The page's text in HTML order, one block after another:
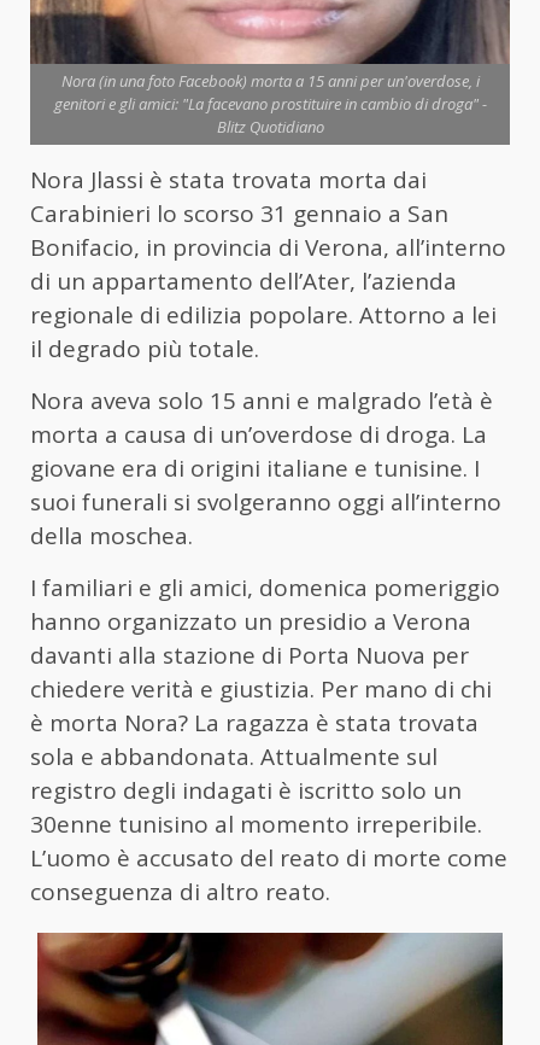
Nora (in una foto Facebook) morta a 15 anni per un'overdose, i
genitori e gli amici: "La facevano prostituire in cambio di droga" -
Blitz Quotidiano
Nora Jlassi è stata trovata morta dai
Carabinieri lo scorso 31 gennaio a San
Bonifacio, in provincia di Verona, all’interno
di un appartamento dell’Ater, l’azienda
regionale di edilizia popolare. Attorno a lei
il degrado più totale.
Nora aveva solo 15 anni e malgrado l’età è
morta a causa di un’overdose di droga. La
giovane era di origini italiane e tunisine. I
suoi funerali si svolgeranno oggi all’interno
della moschea.
I familiari e gli amici, domenica pomeriggio
hanno organizzato un presidio a Verona
davanti alla stazione di Porta Nuova per
chiedere verità e giustizia. Per mano di chi
è morta Nora? La ragazza è stata trovata
sola e abbandonata. Attualmente sul
registro degli indagati è iscritto solo un
30enne tunisino al momento irreperibile.
L’uomo è accusato del reato di morte come
conseguenza di altro reato.